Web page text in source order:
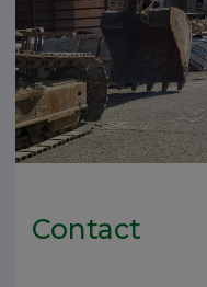
Contact